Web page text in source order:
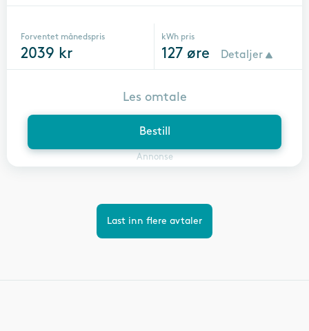
Forventet månedspris
2039 kr
kWh pris
127 øre Detaljer
Bestill
Annonse
Les omtale
Last inn flere avtaler